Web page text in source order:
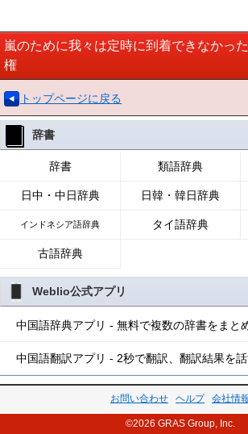
嵐のために我々は定時に到着できなかっ
権
トップページに戻る
辞書
辞書 類語辞典
日中・中日辞典 日韓・韓日辞典
インドネシア語辞典 タイ語辞典
古語辞典
Weblio公式アプリ
中国語辞典アプリ - 無料で複数の辞書をまと
中国語翻訳アプリ - 2秒で翻訳、翻訳結果を
お問い合わせ ヘルプ 会社情
©2026 GRAS Group, Inc.